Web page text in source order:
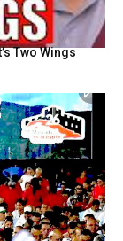
Two Wings